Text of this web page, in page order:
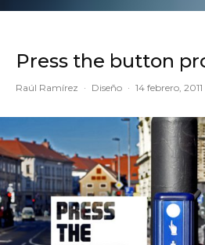
Press the button
Raúl Ramírez · Diseño · 14 febrero, 2011